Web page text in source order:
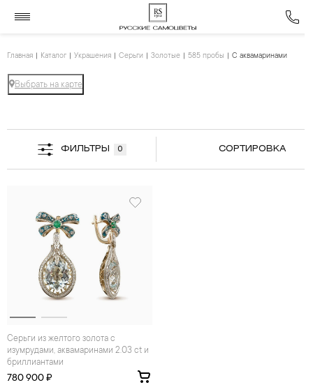
Главная Каталог Украшения Серьги Золотые 585 пробы С аквамаринами
Выбрать на карте
ФИЛЬТРЫ 0 СОРТИРОВКА
Серьги из желтого золота с
изумрудами, аквамаринами 2.03 ct и
бриллиантами
780 900 ₽